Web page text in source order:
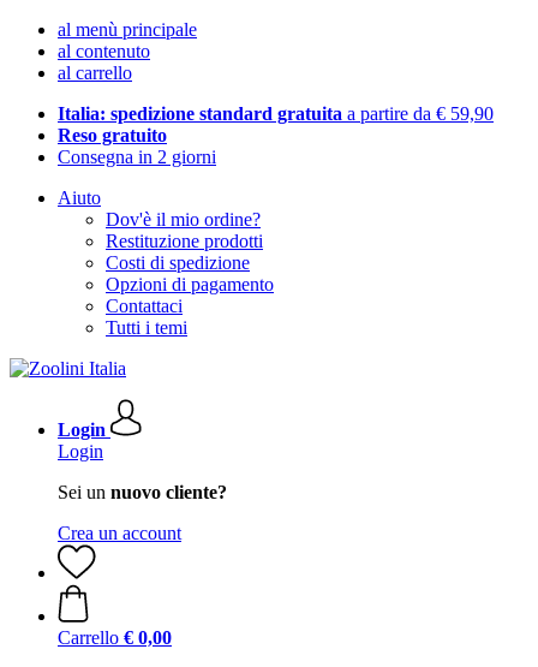
al menù principale
al contenuto
al carrello
Italia: spedizione standard gratuita a partire da € 59,90
Reso gratuito
Consegna in 2 giorni
Aiuto
Dov'è il mio ordine?
Restituzione prodotti
Costi di spedizione
Opzioni di pagamento
Contattaci
Tutti i temi
Login
Login
Sei un nuovo cliente?
Crea un account
Carrello € 0,00